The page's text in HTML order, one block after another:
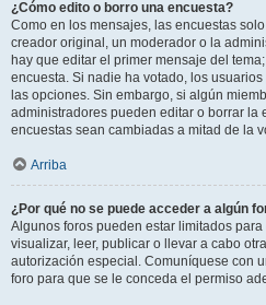
¿Cómo edito o borro una encuesta?
Como en los mensajes, las encuestas
creador original, un moderador o la
hay que editar el primer mensaje del
encuesta. Si nadie ha votado, los
las opciones. Sin embargo, si algún
administradores pueden editar o borrar la
encuestas sean cambiadas a mitad de la
Arriba
¿Por qué no se puede acceder a algún
Algunos foros pueden estar limitados
visualizar, leer, publicar o llevar a cabo
autorización especial. Comuníquese con
foro para que se le conceda el permiso